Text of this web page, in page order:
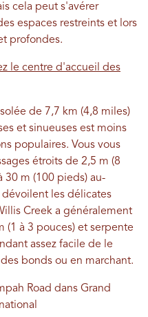
cela peut s'avérer
espaces restreints et lors
profondes.
le centre d'accueil des
de 7,7 km (4,8 miles)
et sinueuses est moins
populaires. Vous vous
étroits de 2,5 m (8
m (100 pieds) au-
les délicates
Creek a généralement
(1 à 3 pouces) et serpente
assez facile de le
bonds ou en marchant.
Road dans Grand